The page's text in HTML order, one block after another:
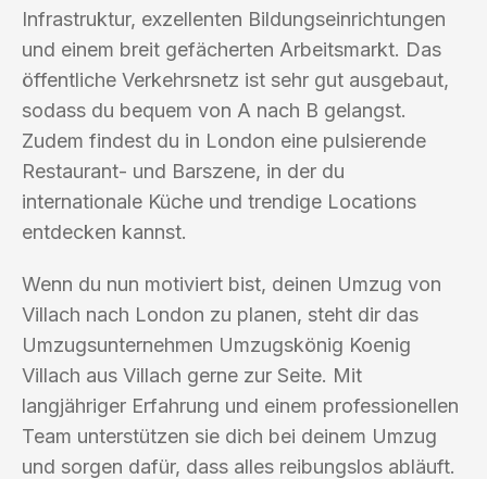
Infrastruktur, exzellenten Bildungseinrichtungen
und einem breit gefächerten Arbeitsmarkt. Das
öffentliche Verkehrsnetz ist sehr gut ausgebaut,
sodass du bequem von A nach B gelangst.
Zudem findest du in London eine pulsierende
Restaurant- und Barszene, in der du
internationale Küche und trendige Locations
entdecken kannst.
Wenn du nun motiviert bist, deinen Umzug von
Villach nach London zu planen, steht dir das
Umzugsunternehmen Umzugskönig Koenig
Villach aus Villach gerne zur Seite. Mit
langjähriger Erfahrung und einem professionellen
Team unterstützen sie dich bei deinem Umzug
und sorgen dafür, dass alles reibungslos abläuft.